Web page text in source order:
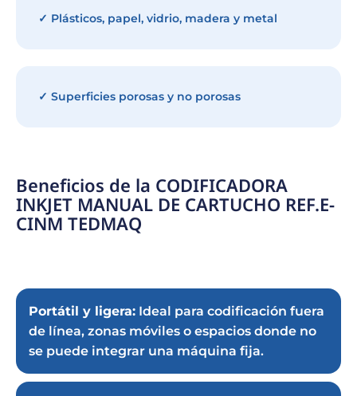
✓ Plásticos, papel, vidrio, madera y metal
✓ Superficies porosas y no porosas
Beneficios de la CODIFICADORA
INKJET MANUAL DE CARTUCHO REF.E-
CINM TEDMAQ
Portátil y ligera: Ideal para codificación fuera
de línea, zonas móviles o espacios donde no
se puede integrar una máquina fija.